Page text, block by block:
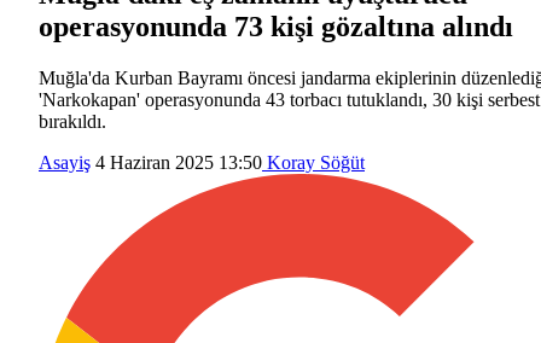
operasyonunda 73 kişi gözaltına alındı
Muğla'da Kurban Bayramı öncesi jandarma ekiplerinin
'Narkokapan' operasyonunda 43 torbacı tutuklandı, 30 kişi serbest
bırakıldı.
Asayiş 4 Haziran 2025 13:50 Koray Söğüt